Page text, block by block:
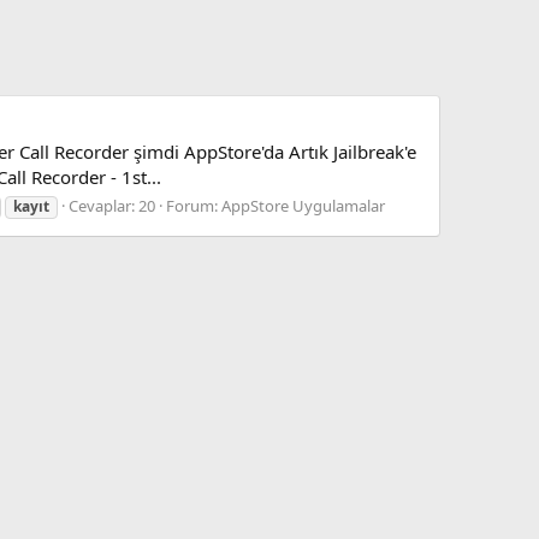
Recorder şimdi AppStore'da Artık Jailbreak'e
Recorder - 1st...
kayıt Cevaplar: 20 Forum:AppStore Uygulamalar